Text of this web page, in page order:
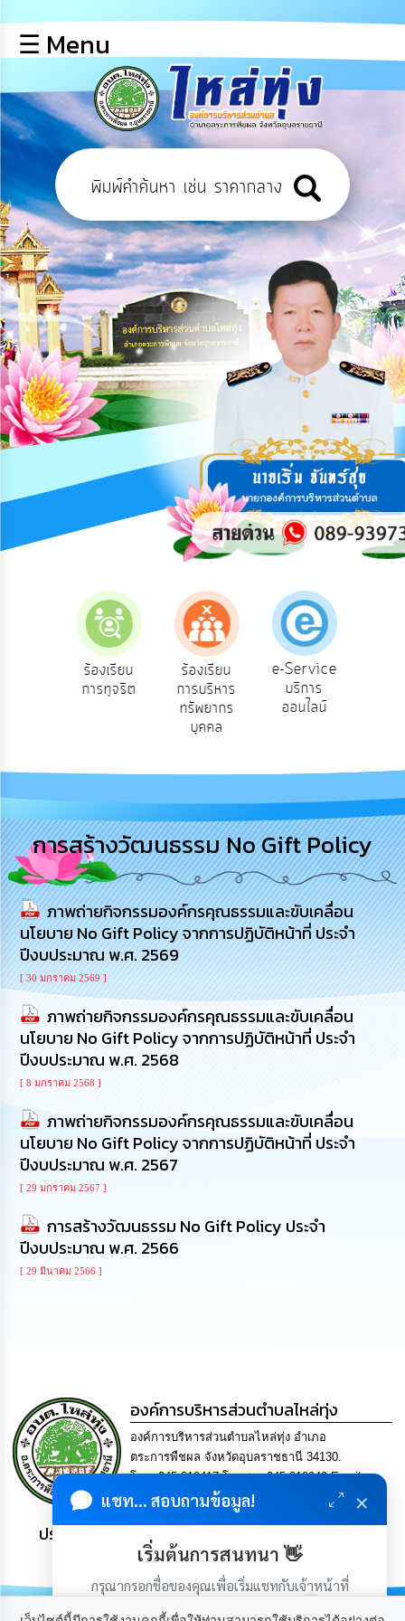
หลัก
ข้อมูล
พื้น
ฐาน
บุคลากร
ข่าว
ประชาสัมพันธ์
การ
เปิด
เผย
ข้อมูล
สาธารณะ
OIT
การ
ปฏิสัมพันธ์
ฟัง
ความ
ยุทธศาสตร์/
ทรัพยากร
การ
บริหาร
งาน
การ
ส่ง
เสริม
ความ
โปร่งใส
การ
จัด
ซื้อ
จัด
จ้าง
การ
เงิน
การ
คลัง
นโยบาย
No
Gift
ป้องกัน
การ
ทุจริต
มาตรการ
ส่ง
เสริม
คุณธรรม
และ
☰ Menu
ร้องเรียน
การทุจริต
ร้องเรียน
การบริหาร
ทรัพยากร
บุคคล
e-Service
บริการ
ออนไลน์
การสร้างวัฒนธรรม No Gift Policy
ภาพถ่ายกิจกรรมองค์กรคุณธรรมและขับเคลื่อน
นโยบาย No Gift Policy จากการปฏิบัติหน้าที่ ประจำ
ปีงบประมาณ พ.ศ. 2569
[ 30 มกราคม 2569 ]
ภาพถ่ายกิจกรรมองค์กรคุณธรรมและขับเคลื่อน
นโยบาย No Gift Policy จากการปฏิบัติหน้าที่ ประจำ
ปีงบประมาณ พ.ศ. 2568
[ 8 มกราคม 2568 ]
ภาพถ่ายกิจกรรมองค์กรคุณธรรมและขับเคลื่อน
นโยบาย No Gift Policy จากการปฏิบัติหน้าที่ ประจำ
ปีงบประมาณ พ.ศ. 2567
[ 29 มกราคม 2567 ]
การสร้างวัฒนธรรม No Gift Policy ประจำ
ปีงบประมาณ พ.ศ. 2566
[ 29 มีนาคม 2566 ]
องค์การบริหารส่วนตำบลไหล่ทุ่ง
องค์การบริหารส่วนตำบลไหล่ทุ่ง อำเภอ
ตระการพืชผล จังหวัดอุบลราชธานี 34130.
โทร. 045-210417 โทรสาร 045-210949 Email
saraban-laithung@lgo.mail.go.th
ประชาชน มีภูมิคุ้มกัน พึ่งพาตนเอง พอเพียง เป็นสุข
แชท... สอบถามข้อมูล! ×
เริ่มต้นการสนทนา 👋
กรุณากรอกชื่อของคุณเพื่อเริ่มแชทกับเจ้าหน้าที่